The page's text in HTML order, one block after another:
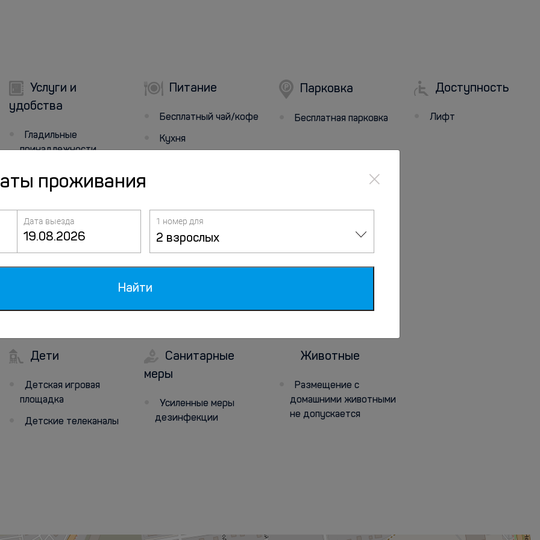
Услуги и
удобства
Гладильные
принадлежности
Фен (по запросу)
Питание
Бесплатный чай/кофе
Кухня
Парковка
Бесплатная парковка
Доступность
Лифт
Дети
Детская игровая
площадка
Детские телеканалы
Санитарные
меры
Усиленные меры
дезинфекции
Животные
Размещение с
домашними животными
не допускается
проживания ×
Дата выезда 1 номер для
2 взрослых
Найти